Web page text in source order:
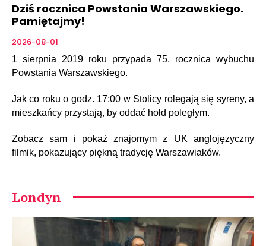
Dziś rocznica Powstania Warszawskiego.
Pamiętajmy!
2026-08-01
1 sierpnia 2019 roku przypada 75. rocznica wybuchu
Powstania Warszawskiego.
Jak co roku o godz. 17:00 w Stolicy rolegają się syreny, a
mieszkańcy przystają, by oddać hołd poległym.
Zobacz sam i pokaż znajomym z UK anglojęzyczny
filmik, pokazujący piękną tradycję Warszawiaków.
Londyn